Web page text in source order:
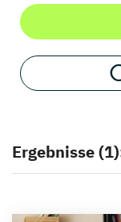
Ergebnisse